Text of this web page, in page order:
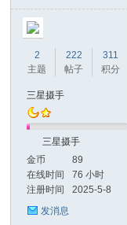
2
主题
222
帖子
311
积分
三星摄手
三星摄手
金币
89
在线时间
76 小时
注册时间
2025-5-8
发消息